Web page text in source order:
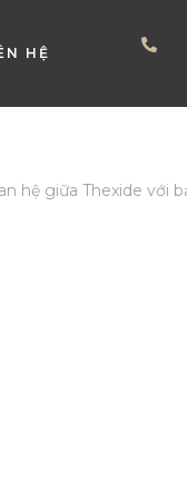
HỆ
hệ giữa Thexide với